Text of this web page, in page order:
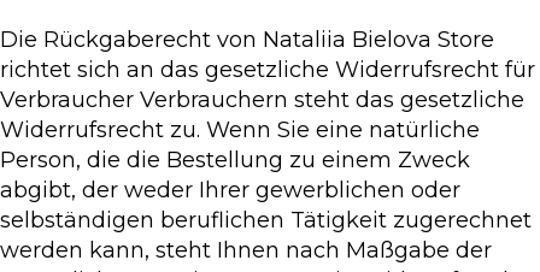
Die Rückgaberecht von Nataliia Bielova Store
richtet sich an das gesetzliche Widerrufsrecht für
Verbraucher Verbrauchern steht das gesetzliche
Widerrufsrecht zu. Wenn Sie eine natürliche
Person, die die Bestellung zu einem Zweck
abgibt, der weder Ihrer gewerblichen oder
selbständigen beruflichen Tätigkeit zugerechnet
werden kann, steht Ihnen nach Maßgabe der